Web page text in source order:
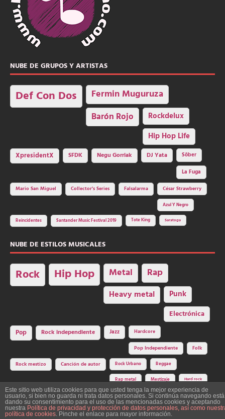
NUBE DE GRUPOS Y ARTISTAS
Def Con Dos Fermin Muguruza
Barón Rojo Rockdelux
Hip Hop Life
XpresidentX SFDK Negu Gorriak DJ Yata
Sôber
La Fuga
Mario San Miguel
Collector's Series Falsalarma César Strawberry
Azul Y Negro
Reincidentes Santander Music Festival 2019 Tote King Saratoga
NUBE DE ESTILOS MUSICALES
Rock Hip Hop Metal Rap
Heavy metal Punk
Electrónica
Pop Rock independiente Jazz Hardcore
Pop Independiente Folk
Rock mestizo Canción de autor Rock Urbano Reggae
Rap metal Mestizaje Hard rock
Construcción y diseño: La Factoría del Ritmo Art Studio. Edita: Asociación
Este sitio web utiliza cookies para que usted tenga la mejor experiencia de
usuario, si bien no guarda ni trata datos personales. Si continúa navegando está
dando su consentimiento para el uso de las mencionadas cookies y aceptando
nuestra Política de privacidad y protección de datos personales, así como
política de cookies. Pinche el enlace para mayor información.